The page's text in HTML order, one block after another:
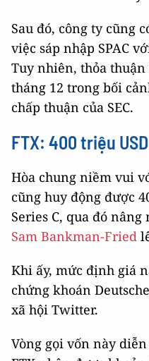
Sau đó, công ty cũng
việc sáp nhập SPAC
Tuy nhiên, thỏa
tháng 12 trong bối
chấp thuận của SEC.
FTX: 400 triệu USD
Hòa chung niềm vui
cũng huy động được
Series C, qua đó
Sam Bankman-Fried
Khi ấy, mức định giá
chứng khoán
xã hội Twitter.
Vòng gọi vốn này